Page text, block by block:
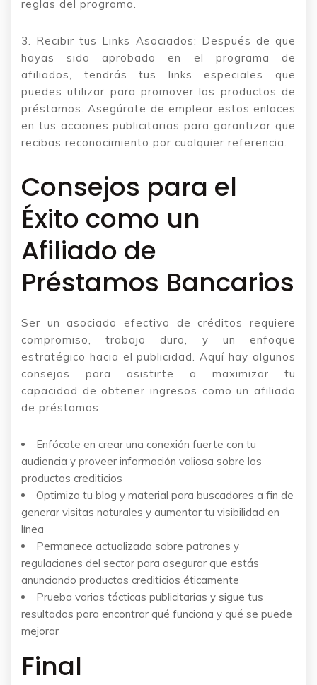
reglas del programa.
3. Recibir tus Links Asociados: Después de que
hayas sido aprobado en el programa de
afiliados, tendrás tus links especiales que
puedes utilizar para promover los productos de
préstamos. Asegúrate de emplear estos enlaces
en tus acciones publicitarias para garantizar que
recibas reconocimiento por cualquier referencia.
Consejos para el
Éxito como un
Afiliado de
Préstamos Bancarios
Ser un asociado efectivo de créditos requiere
compromiso, trabajo duro, y un enfoque
estratégico hacia el publicidad. Aquí hay algunos
consejos para asistirte a maximizar tu
capacidad de obtener ingresos como un afiliado
de préstamos:
Enfócate en crear una conexión fuerte con tu
audiencia y proveer información valiosa sobre los
productos crediticios
Optimiza tu blog y material para buscadores a fin de
generar visitas naturales y aumentar tu visibilidad en
línea
Permanece actualizado sobre patrones y
regulaciones del sector para asegurar que estás
anunciando productos crediticios éticamente
Prueba varias tácticas publicitarias y sigue tus
resultados para encontrar qué funciona y qué se puede
mejorar
Final